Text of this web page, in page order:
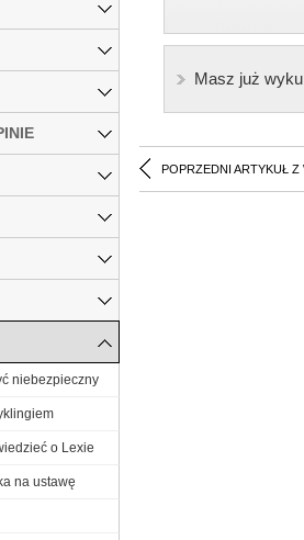
Masz już
POPRZEDNI ARTYKUŁ Z
niebezpieczny
o Lexie
na ustawę